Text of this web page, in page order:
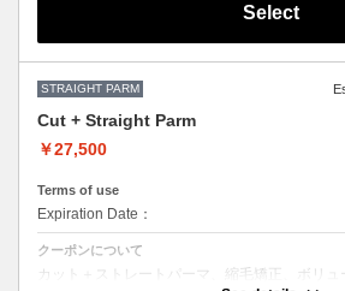
●髪の長さにより別途ロング料金を頂戴いたしま
Select
STRAIGHT PARM
Cut + Straight Parm
￥27,500
Terms of use
Expiration Date：
クーポンについて
カット＋ストレートパーマ、縮毛矯正、ボリュ